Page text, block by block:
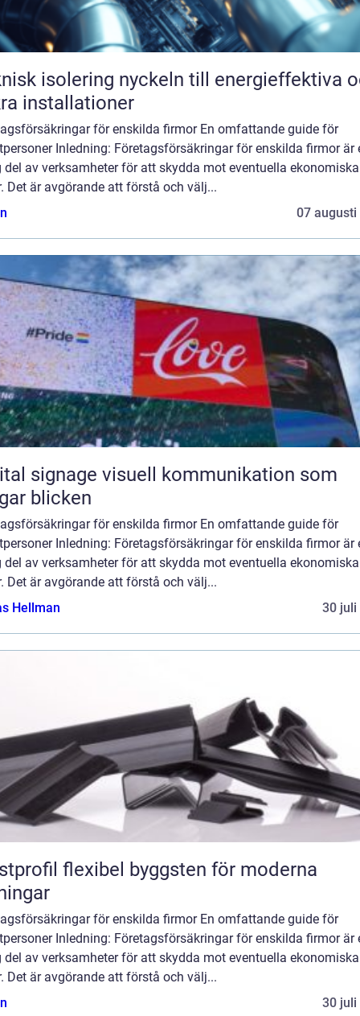
nyckeln till energieffektiva och
installationer
för enskilda firmor En omfattande guide för
Inledning: Företagsförsäkringar för enskilda firmor är
del av verksamheter för att skydda mot eventuella ekonomiska
Det är avgörande att förstå och välj...
07 augusti
visuell kommunikation som
blicken
för enskilda firmor En omfattande guide för
Inledning: Företagsförsäkringar för enskilda firmor är
del av verksamheter för att skydda mot eventuella ekonomiska
Det är avgörande att förstå och välj...
Hellman
30 juli
byggsten för moderna
för enskilda firmor En omfattande guide för
Inledning: Företagsförsäkringar för enskilda firmor är
del av verksamheter för att skydda mot eventuella ekonomiska
Det är avgörande att förstå och välj...
30 juli